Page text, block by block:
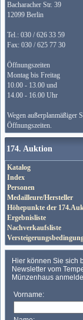
Bacharacher Str. 39
12099 Berlin
Tel.: 030 / 626 33 59
Fax: 030 / 625 77 30
Öffnungszeiten
Montag bis Freitag
10.00 - 13.00 und
14.00 - 16.00 Uhr
Wegen außerplanmäßiger
Öffnungszeiten.
174. Auktion
Katalog
Index
Personen
Medailleure/Hersteller
Höhepunkte der
Ergebnisliste
Nachverkaufsliste